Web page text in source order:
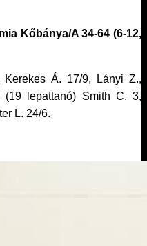
Kőbánya/A 34-64 (6-12,
Á. 17/9, Lányi Z.,
lepattanó) Smith C. 3,
L. 24/6.